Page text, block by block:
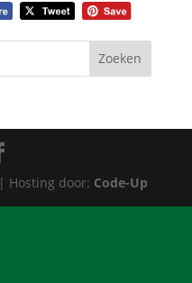
| Hosting door: Code-Up